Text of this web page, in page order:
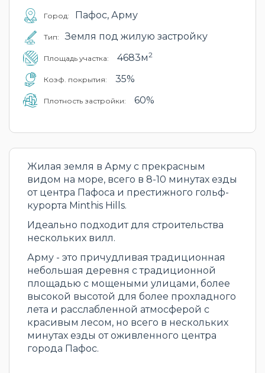
Город: Пафос, Арму
Тип: Земля под жилую застройку
Площадь участка: 4683м2
Коэф. покрытия: 35%
Плотность застройки: 60%
Жилая земля в Арму с прекрасным
видом на море, всего в 8-10 минутах езды
от центра Пафоса и престижного гольф-
курорта Minthis Hills.
Идеально подходит для строительства
нескольких вилл.
Арму - это причудливая традиционная
небольшая деревня с традиционной
площадью с мощеными улицами, более
высокой высотой для более прохладного
лета и расслабленной атмосферой с
красивым лесом, но всего в нескольких
минутах езды от оживленного центра
города Пафос.